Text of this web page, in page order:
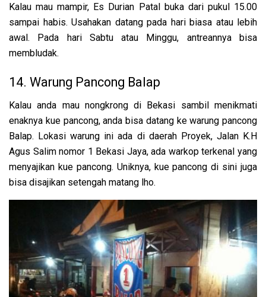
Kalau mau mampir, Es Durian Patal buka dari pukul 15.00
sampai habis. Usahakan datang pada hari biasa atau lebih
awal. Pada hari Sabtu atau Minggu, antreannya bisa
membludak.
14. Warung Pancong Balap
Kalau anda mau nongkrong di Bekasi sambil menikmati
enaknya kue pancong, anda bisa datang ke warung pancong
Balap. Lokasi warung ini ada di daerah Proyek, Jalan K.H
Agus Salim nomor 1 Bekasi Jaya, ada warkop terkenal yang
menyajikan kue pancong. Uniknya, kue pancong di sini juga
bisa disajikan setengah matang lho.